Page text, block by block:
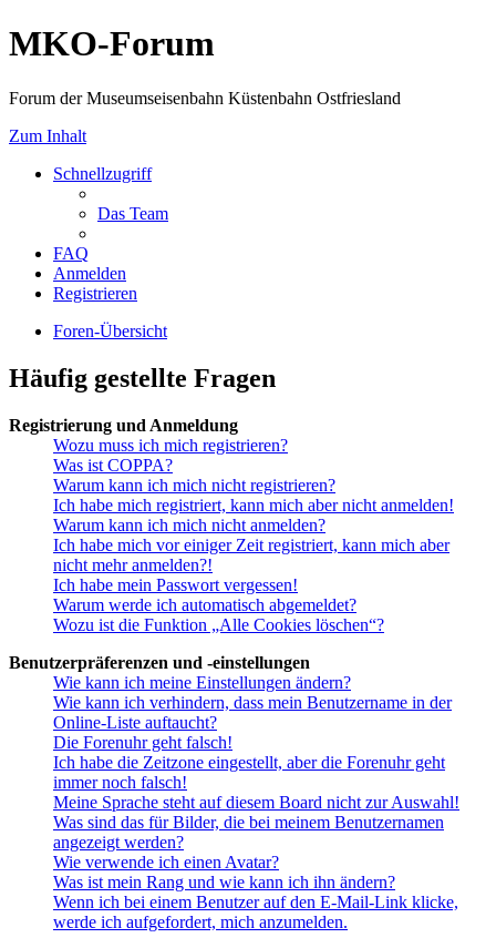
MKO-Forum
Forum der Museumseisenbahn Küstenbahn Ostfriesland
Zum Inhalt
Schnellzugriff
Das Team
FAQ
Anmelden
Registrieren
Foren-Übersicht
Häufig gestellte Fragen
Registrierung und Anmeldung
Wozu muss ich mich registrieren?
Was ist COPPA?
Warum kann ich mich nicht registrieren?
Ich habe mich registriert, kann mich aber nicht anmelden!
Warum kann ich mich nicht anmelden?
Ich habe mich vor einiger Zeit registriert, kann mich aber
nicht mehr anmelden?!
Ich habe mein Passwort vergessen!
Warum werde ich automatisch abgemeldet?
Wozu ist die Funktion „Alle Cookies löschen“?
Benutzerpräferenzen und -einstellungen
Wie kann ich meine Einstellungen ändern?
Wie kann ich verhindern, dass mein Benutzername in der
Online-Liste auftaucht?
Die Forenuhr geht falsch!
Ich habe die Zeitzone eingestellt, aber die Forenuhr geht
immer noch falsch!
Meine Sprache steht auf diesem Board nicht zur Auswahl!
Was sind das für Bilder, die bei meinem Benutzernamen
angezeigt werden?
Wie verwende ich einen Avatar?
Was ist mein Rang und wie kann ich ihn ändern?
Wenn ich bei einem Benutzer auf den E-Mail-Link klicke,
werde ich aufgefordert, mich anzumelden.